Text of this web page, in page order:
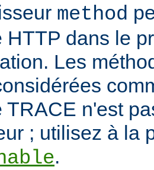
method
HTTP dans le
Les
TRACE n'est
; utilisez à la
.